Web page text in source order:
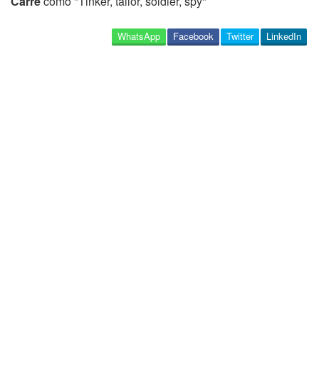
LinkedIn
Twitter
Facebook
WhatsApp